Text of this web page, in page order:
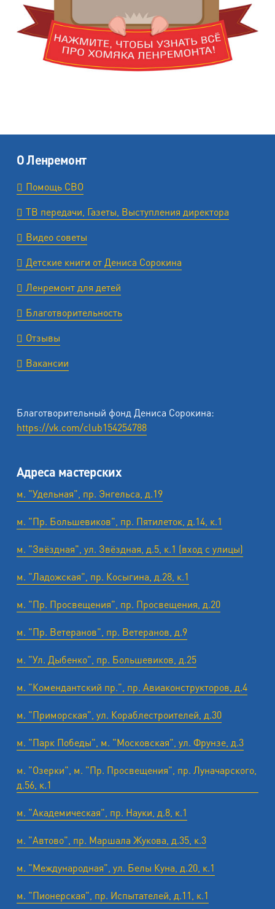
О Ленремонт
Помощь СВО
ТВ передачи, Газеты, Выступления директора
Видео советы
Детские книги от Дениса Сорокина
Ленремонт для детей
Благотворительность
Отзывы
Вакансии
Благотворительный фонд Дениса Сорокина:
https://vk.com/club154254788
Адреса мастерских
м. "Удельная", пр. Энгельса, д.19
м. "Пр. Большевиков", пр. Пятилеток, д.14, к.1
м. "Звёздная", ул. Звёздная, д.5, к.1 (вход с улицы)
м. "Ладожская", пр. Косыгина, д.28, к.1
м. "Пр. Просвещения", пр. Просвещения, д.20
м. "Пр. Ветеранов", пр. Ветеранов, д.9
м. "Ул. Дыбенко", пр. Большевиков, д.25
м. "Комендантский пр.", пр. Авиаконструкторов, д.4
м. "Приморская", ул. Кораблестроителей, д.30
м. "Парк Победы", м. "Московская", ул. Фрунзе, д.3
м. "Озерки", м. "Пр. Просвещения", пр. Луначарского,
д.56, к.1
м. "Академическая", пр. Науки, д.8, к.1
м. "Автово", пр. Маршала Жукова, д.35, к.3
м. "Международная", ул. Белы Куна, д.20, к.1
м. "Пионерская", пр. Испытателей, д.11, к.1